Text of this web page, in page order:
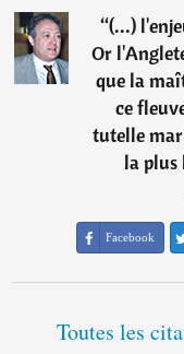
“(...)
Or
que la
ce
tutelle
la plus
Facebook
Toutes les